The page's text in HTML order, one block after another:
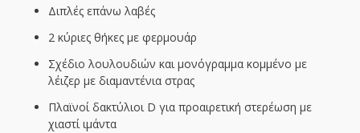
Διπλές επάνω λαβές
2 κύριες θήκες με φερμουάρ
Σχέδιο λουλουδιών και μονόγραμμα κομμένο με
λέιζερ με διαμαντένια στρας
Πλαϊνοί δακτύλιοι D για προαιρετική στερέωση με
χιαστί ιμάντα